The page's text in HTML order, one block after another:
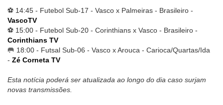
⚽ 14:45 - Futebol Sub-17 - Vasco x Palmeiras - Brasileiro -
VascoTV
⚽ 15:00 - Futebol Sub-20 - Corinthians x Vasco - Brasileiro -
Corinthians TV
🥅 18:00 - Futsal Sub-06 - Vasco x Arouca - Carioca/Quartas/Ida
- Zé Corneta TV
Esta notícia poderá ser atualizada ao longo do dia caso surjam
novas transmissões.